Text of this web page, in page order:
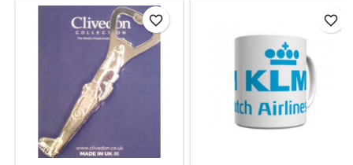
favorite_border favorite_border